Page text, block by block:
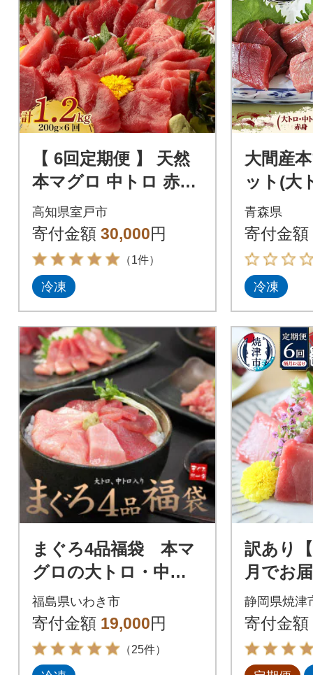
【 6回定期便 】 天然
本マグロ 中トロ 赤身
切り落とし 200g 小分
け(100g×2パック)
高知県室戸市
寄付金額 30,000円
（1件）
冷凍
大間産
ット(大
ロ・赤
後
青森県
寄付金額
冷凍
まぐろ4品福袋 本マ
グロの大トロ・中ト
ロ・天然マグロのづ
け&ネギトロ【総重量
560g】
福島県いわき市
寄付金額 19,000円
（25件）
訳あり
月でお
身・中
90-014)
静岡県焼津
寄付金額